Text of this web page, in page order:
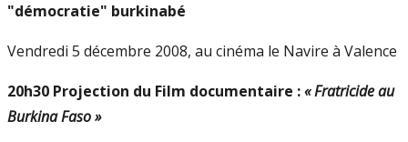
"démocratie" burkinabé
Vendredi 5 décembre 2008, au cinéma le Navire à Valence
20h30 Projection du Film documentaire :« Fratricide au
Burkina Faso »